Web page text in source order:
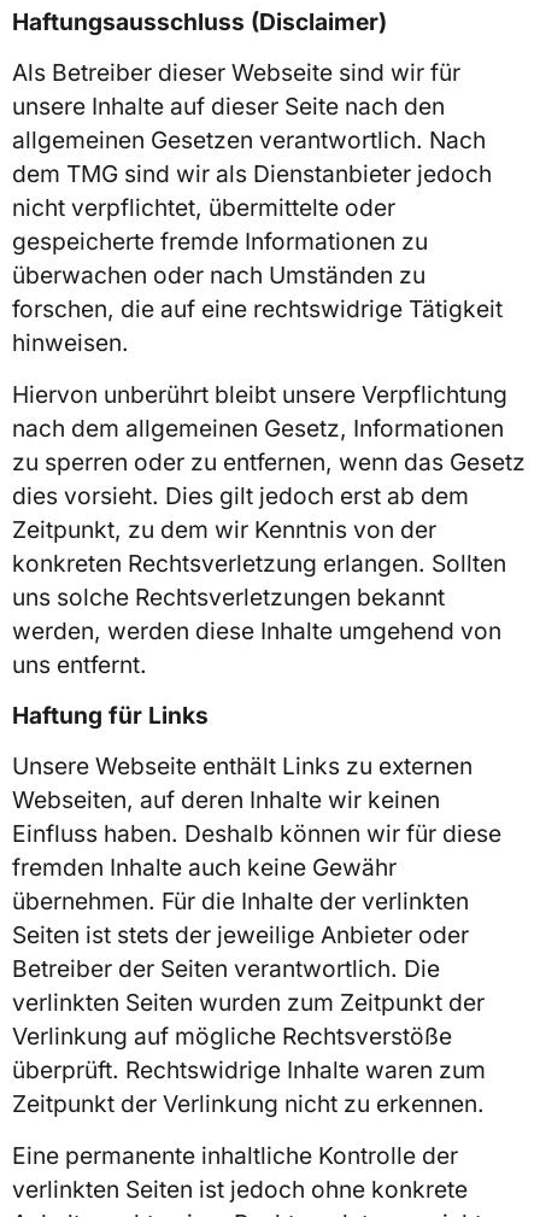
Haftungsausschluss (Disclaimer)
Als Betreiber dieser Webseite sind wir für
unsere Inhalte auf dieser Seite nach den
allgemeinen Gesetzen verantwortlich. Nach
dem TMG sind wir als Dienstanbieter jedoch
nicht verpflichtet, übermittelte oder
gespeicherte fremde Informationen zu
überwachen oder nach Umständen zu
forschen, die auf eine rechtswidrige Tätigkeit
hinweisen.
Hiervon unberührt bleibt unsere Verpflichtung
nach dem allgemeinen Gesetz, Informationen
zu sperren oder zu entfernen, wenn das Gesetz
dies vorsieht. Dies gilt jedoch erst ab dem
Zeitpunkt, zu dem wir Kenntnis von der
konkreten Rechtsverletzung erlangen. Sollten
uns solche Rechtsverletzungen bekannt
werden, werden diese Inhalte umgehend von
uns entfernt.
Haftung für Links
Unsere Webseite enthält Links zu externen
Webseiten, auf deren Inhalte wir keinen
Einfluss haben. Deshalb können wir für diese
fremden Inhalte auch keine Gewähr
übernehmen. Für die Inhalte der verlinkten
Seiten ist stets der jeweilige Anbieter oder
Betreiber der Seiten verantwortlich. Die
verlinkten Seiten wurden zum Zeitpunkt der
Verlinkung auf mögliche Rechtsverstöße
überprüft. Rechtswidrige Inhalte waren zum
Zeitpunkt der Verlinkung nicht zu erkennen.
Eine permanente inhaltliche Kontrolle der
verlinkten Seiten ist jedoch ohne konkrete